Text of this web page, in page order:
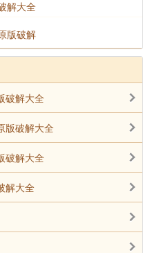
解大全
版破解
破解大全
版破解大全
破解大全
解大全